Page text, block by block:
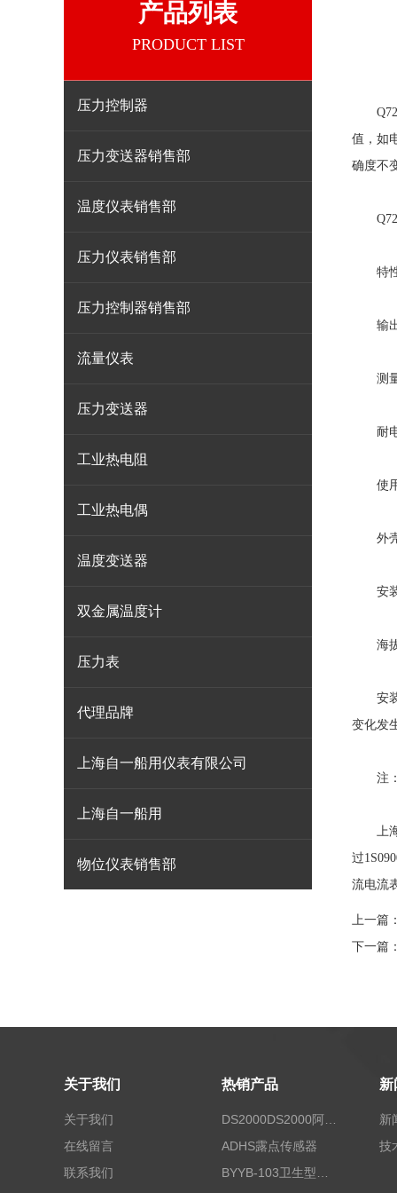
产品列表
PRODUCT LIST
压力控制器
压力变送器销售部
温度仪表销售部
压力仪表销售部
压力控制器销售部
流量仪表
压力变送器
工业热电阻
工业热电偶
温度变送器
双金属温度计
压力表
代理品牌
上海自一船用仪表有限公司
上海自一船用
物位仪表销售部
值，如
确度不
Q72-
特性
输出
测量
耐电
使用
外壳
安装
海拔
安装
变化发
注：
上海
过
流电流
上一篇
下一篇
关于我们
关于我们
在线留言
联系我们
热销产品
ADHS露点传感器
新
新
技